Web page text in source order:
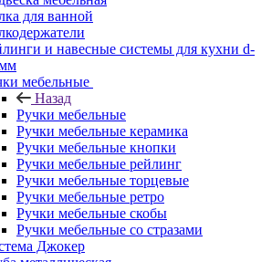
для ванной
и навесные системы для кухни d-
мебельные
Назад
Ручки мебельные
Ручки мебельные керамика
Ручки мебельные кнопки
Ручки мебельные рейлинг
Ручки мебельные торцевые
Ручки мебельные ретро
Ручки мебельные скобы
Ручки мебельные со стразами
Джокер